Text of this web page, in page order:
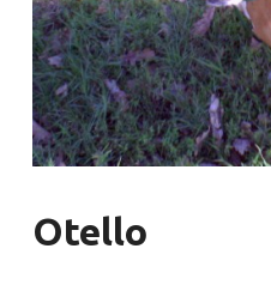
Otello